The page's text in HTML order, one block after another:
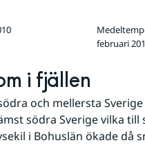
februari
i fjällen
och mellersta
södra Sverige vilka
i Bohuslän ökade då